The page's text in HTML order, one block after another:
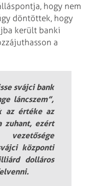
hogy nem
döntöttek, hogy
került banki
a
svájci bank
láncszem”,
az értéke az
zuhant, ezért
központi
dolláros